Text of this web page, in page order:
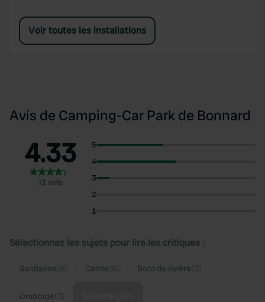
Voir toutes les installations
Avis de Camping-Car Park de Bonnard
4.33
12 avis
5
4
3
2
1
Sélectionnez les sujets pour lire les critiques :
Sanitaires Calme Bord de rivière
Ombragé